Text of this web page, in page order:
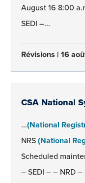
August 16 8:00
SEDI –...
Révisions 16
CSA National
...(National
NRS(National
Scheduled
– SEDI – – NRD